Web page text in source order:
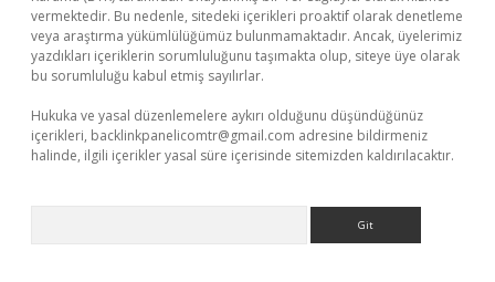
vermektedir. Bu nedenle, sitedeki içerikleri proaktif olarak denetleme
veya araştırma yükümlülüğümüz bulunmamaktadır. Ancak, üyelerimiz
yazdıkları içeriklerin sorumluluğunu taşımakta olup, siteye üye olarak
bu sorumluluğu kabul etmiş sayılırlar.
Hukuka ve yasal düzenlemelere aykırı olduğunu düşündüğünüz
içerikleri, backlinkpanelicomtr@gmail.com adresine bildirmeniz
halinde, ilgili içerikler yasal süre içerisinde sitemizden kaldırılacaktır.